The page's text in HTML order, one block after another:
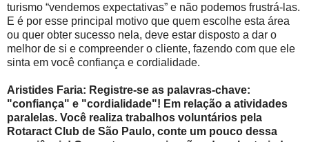
turismo “vendemos expectativas” e não podemos frustrá-las.
E é por esse principal motivo que quem escolhe esta área
ou quer obter sucesso nela, deve estar disposto a dar o
melhor de si e compreender o cliente, fazendo com que ele
sinta em você confiança e cordialidade.
Aristides Faria: Registre-se as palavras-chave:
"confiança" e "cordialidade"! Em relação a atividades
paralelas. Você realiza trabalhos voluntários pela
Rotaract Club de São Paulo, conte um pouco dessa